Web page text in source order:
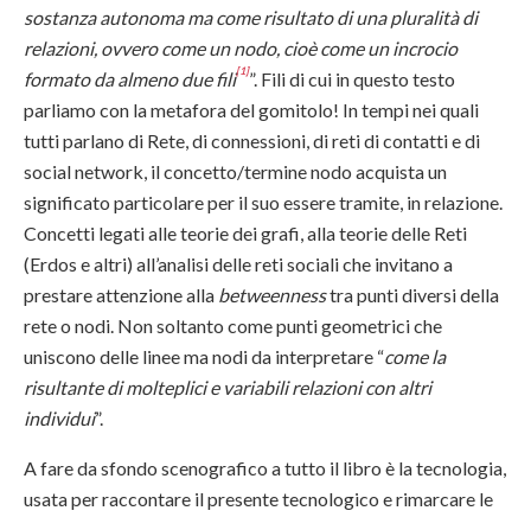
sostanza autonoma ma come risultato di una pluralità di
relazioni, ovvero come un nodo, cioè come un incrocio
formato da almeno due fili[1]”. Fili di cui in questo testo
parliamo con la metafora del gomitolo! In tempi nei quali
tutti parlano di Rete, di connessioni, di reti di contatti e di
social network, il concetto/termine nodo acquista un
significato particolare per il suo essere tramite, in relazione.
Concetti legati alle teorie dei grafi, alla teorie delle Reti
(Erdos e altri) all’analisi delle reti sociali che invitano a
prestare attenzione alla betweennesstra punti diversi della
rete o nodi. Non soltanto come punti geometrici che
uniscono delle linee ma nodi da interpretare “come la
risultante di molteplici e variabili relazioni con altri
individui”.
A fare da sfondo scenografico a tutto il libro è la tecnologia,
usata per raccontare il presente tecnologico e rimarcare le